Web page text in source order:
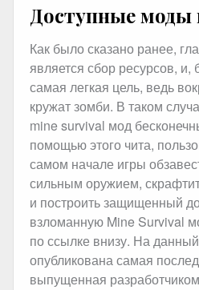
Доступные
Как было сказано ранее,
является сбор ресурсов, и,
самая легкая цель, ведь
кружат зомби. В таком
mine survival мод
помощью этого чита,
самом начале игры
сильным оружием,
и построить защищенный
взломанную Mine Survival
по ссылке внизу. На
опубликована самая
выпущенная